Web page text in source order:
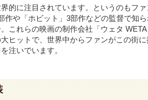
的に注目されています。というのもフ
作や「ホビット」3部作などの監督で知
これらの映画の制作会社「ウェタ
ヒットで、世界中からファンがこの街
注いでいます。